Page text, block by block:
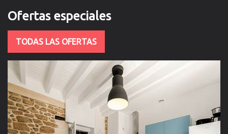
Ofertas especiales
TODAS LAS OFERTAS